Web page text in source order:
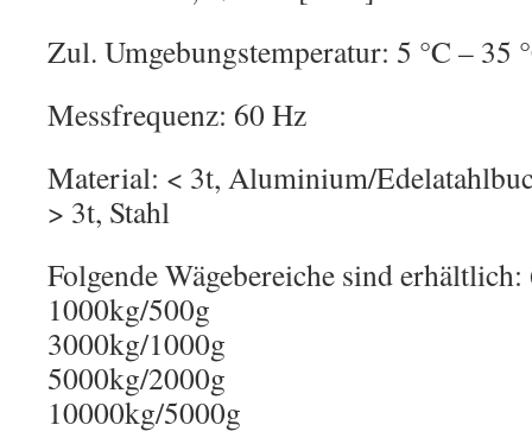
Zul. Umgebungstemperatur: 5 °C – 35
Messfrequenz: 60 Hz
Material: < 3t, Aluminium/
> 3t, Stahl
Folgende Wägebereiche sind
1000kg/500g
3000kg/1000g
5000kg/2000g
10000kg/5000g